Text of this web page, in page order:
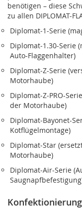
benötigen – diese
zu allen DIPLOMAT-
Diplomat‑1-Serie
Diplomat‑1.30-Serie
Auto-Flaggenhalter)
Diplomat‑Z-Serie
Motorhaube)
Diplomat‑Z‑PRO-
der Motorhaube)
Diplomat‑Bayonet-
Kotflügelmontage)
Diplomat‑Star
Motorhaube)
Diplomat‑Air-Serie